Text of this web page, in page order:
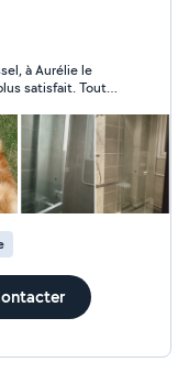
à Aurélie le
satisfait. Tout
des photos très
serein. Mon
il est revenu
aime
fermés et